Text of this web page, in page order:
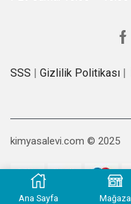
Ana Sayfa Mağaza
SSS Gizlilik Politikası
kimyasalevi.com © 2025